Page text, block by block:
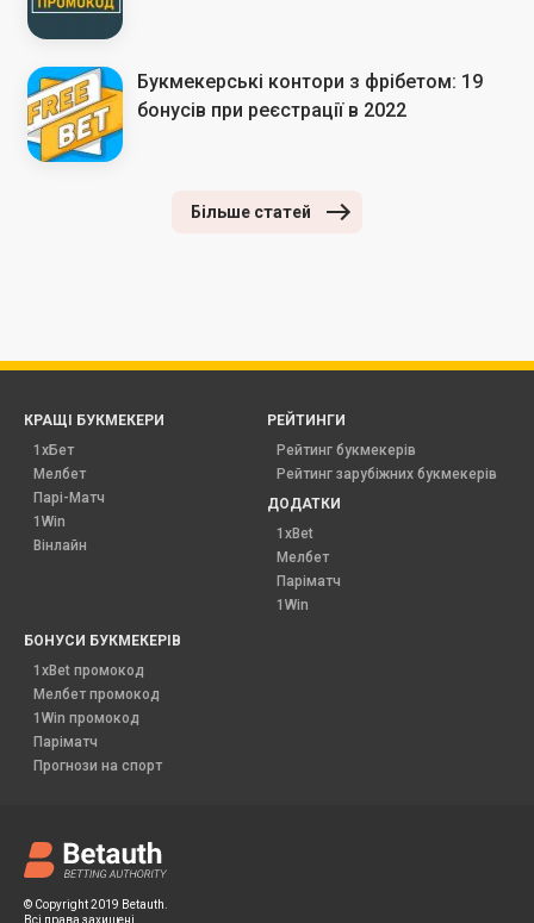
Букмекерські контори з фрібетом: 19
бонусів при реєстрації в 2022
Більше статей
© Copyright 2019 Betauth.
Всі права захищені.
КРАЩІ БУКМЕКЕРИ
1хБет
Мелбет
Парі-Матч
1Win
Вінлайн
РЕЙТИНГИ
Рейтинг букмекерів
Рейтинг зарубіжних букмекерів
ДОДАТКИ
1xBet
Мелбет
Паріматч
1Win
БОНУСИ БУКМЕКЕРІВ
1xBet промокод
Мелбет промокод
1Win промокод
Паріматч
Прогнози на спорт